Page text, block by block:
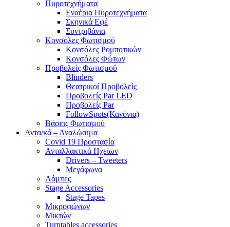
Πυροτεχνήματα
Εναέρια Πυροτεχνήματα
Σκηνικά Εφέ
Συντριβάνια
Κονσόλες Φωτισμού
Κονσόλες Ρομποτικών
Κονσόλες Φώτων
Προβολείς Φωτισμού
Blinders
Θεατρικοί Προβολείς
Προβολείς Par LED
Προβολείς Par
FollowSpots(Κανόνια)
Βάσεις Φωτισμού
Αντα/κά – Αναλώσιμα
Covid 19 Προστασία
Ανταλλακτικά Ηχείων
Drivers – Tweeters
Μεγάφωνα
Λάμπες
Stage Accessories
Stage Tapes
Μικροφώνων
Μικτών
Turntables accessories